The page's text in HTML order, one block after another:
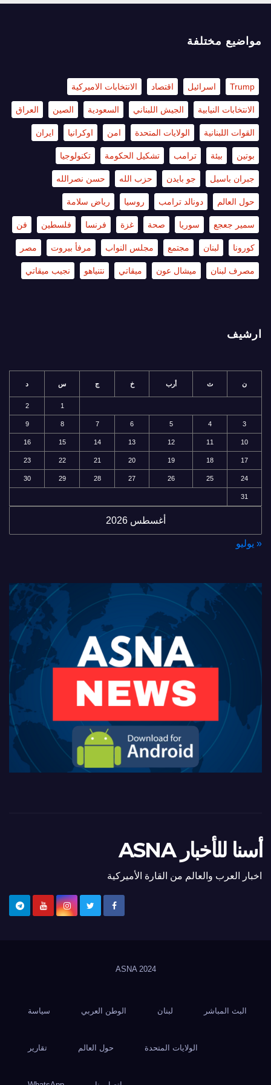
مواضيع مختلفة
Trump اسرائيل اقتصاد الانتخابات الاميركية
الانتخابات النيابية الجيش اللبناني السعودية الصين العراق
القوات اللبنانية الولايات المتحدة امن اوكرانيا ايران
بوتين بيئة ترامب تشكيل الحكومة تكنولوجيا
جبران باسيل جو بايدن حزب الله حسن نصرالله
حول العالم دونالد ترامب روسيا رياض سلامة
سمير جعجع سوريا صحة غزة فرنسا فلسطين فن
كورونا لبنان مجتمع مجلس النواب مرفأ بيروت مصر
مصرف لبنان ميشال عون ميقاتي نتنياهو نجيب ميقاتي
ارشيف
أغسطس 2026
ن ث أرب خ ج س د
1
2
3
4
5
6
7
8
9
10
11
12
13
14
15
16
17
18
19
20
21
22
23
24
25
26
27
28
29
30
31
« يوليو
أسنا للأخبار ASNA
اخبار العرب والعالم من القارة الأميركية
ASNA 2024
البث المباشر لبنان الوطن العربي سياسة
الولايات المتحدة حول العالم تقارير